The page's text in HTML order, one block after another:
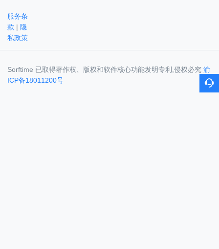
服务条
款 | 隐
私政策
Sorftime 已取得著作权、版权和软件核心功能发明专利,侵权必究 渝
ICP备18011200号